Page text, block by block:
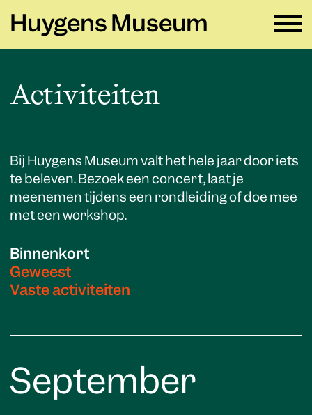
Huygens Museum
Zien en doen →
Verhuur→
Educatie→
Huygens Museum
Privacy en cookies →
Activiteiten
Bij Huygens Museum valt het hele jaar door iets
te beleven. Bezoek een concert, laat je
meenemen tijdens een rondleiding of doe mee
met een workshop.
Binnenkort
Geweest
Vaste activiteiten
September